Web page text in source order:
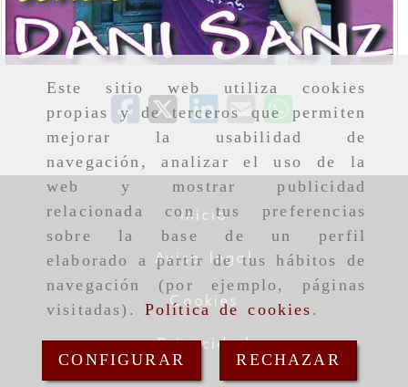
Este sitio web utiliza cookies
propias y de terceros que permiten
mejorar la usabilidad de
navegación, analizar el uso de la
web y mostrar publicidad
relacionada con tus preferencias
sobre la base de un perfil
elaborado a partir de tus hábitos de
navegación (por ejemplo, páginas
visitadas). Política de cookies .
CONFIGURAR RECHAZAR
Inicio
Aviso legal
Cookies
Privacidad